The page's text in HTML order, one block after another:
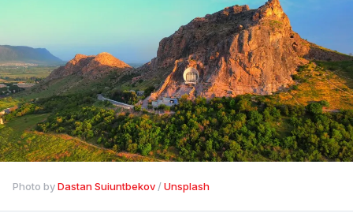
Photo by Dastan Suiuntbekov / Unsplash